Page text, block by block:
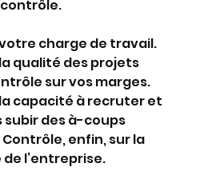
contrôle.
charge de travail.
qualité des projets
sur vos marges.
capacité à recruter et
subir des à-coups
enfin, sur la
l’entreprise.